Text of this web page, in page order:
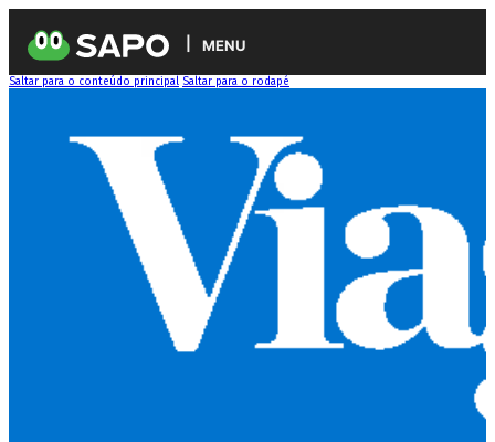
MENU
Saltar para o conteúdo principal Saltar para o rodapé